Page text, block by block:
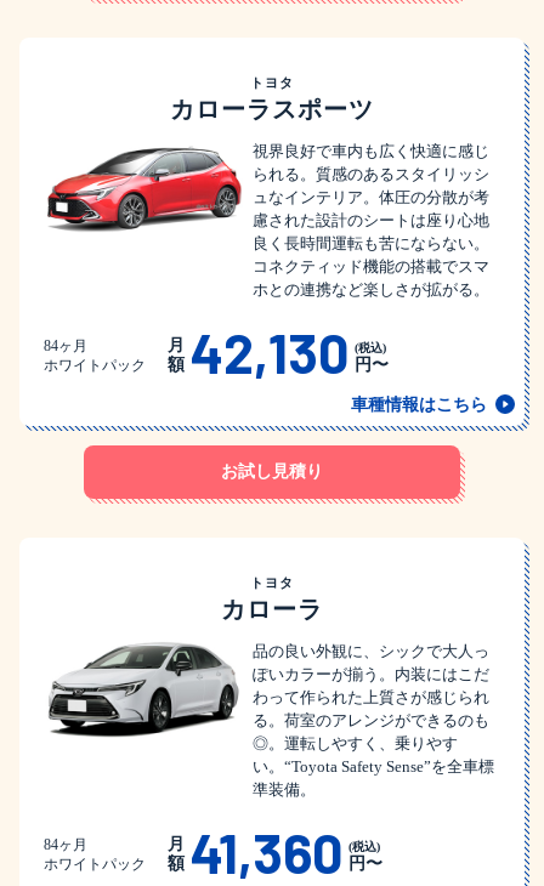
トヨタ
カローラスポーツ
視界良好で車内も広く快適に感じ
られる。質感のあるスタイリッシ
ュなインテリア。体圧の分散が考
慮された設計のシートは座り心地
良く長時間運転も苦にならない。
コネクティッド機能の搭載でスマ
ホとの連携など楽しさが拡がる。
84ヶ月
ホワイトパック
月
額 42,130 (税込)
円〜
車種情報はこちら
お試し見積り
トヨタ
カローラ
品の良い外観に、シックで大人っ
ぽいカラーが揃う。内装にはこだ
わって作られた上質さが感じられ
る。荷室のアレンジができるのも
◎。運転しやすく、乗りやす
い。“Toyota Safety Sense”を全車標
準装備。
84ヶ月
ホワイトパック
月
額 41,360 (税込)
円〜